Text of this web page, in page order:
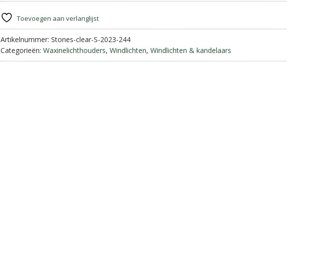
aantal
n
t
i
Toevoegen aan verlanglijst
Artikelnummer: Stones-clear-S-2023-244
Categorieën: Waxinelichthouders, Windlichten, Windlichten & kandelaars